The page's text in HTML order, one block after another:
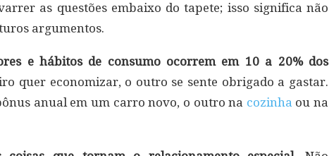
as questões embaixo do tapete; isso significa não
argumentos.
e hábitos de consumo ocorrem em 10 a 20% dos
quer economizar, o outro se sente obrigado a gastar.
anual em um carro novo, o outro na cozinha ou na